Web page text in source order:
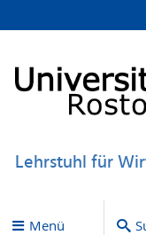
Lehrstuhl für
Menü